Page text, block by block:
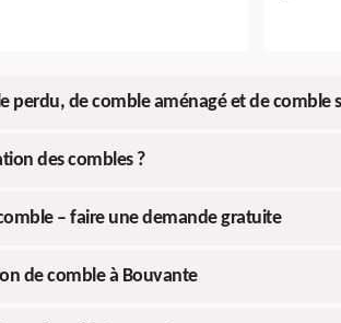
perdu, de comble aménagé et de comble
des combles ?
– faire une demande gratuite
de comble à Bouvante